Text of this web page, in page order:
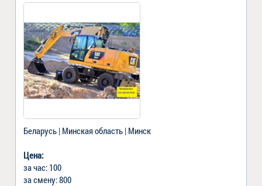
Беларусь | Минская область | Минск
Цена:
за час: 100
за смену: 800